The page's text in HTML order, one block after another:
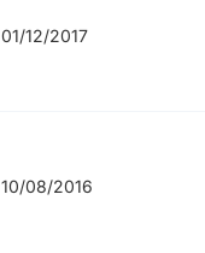
01/12/2017
10/08/2016